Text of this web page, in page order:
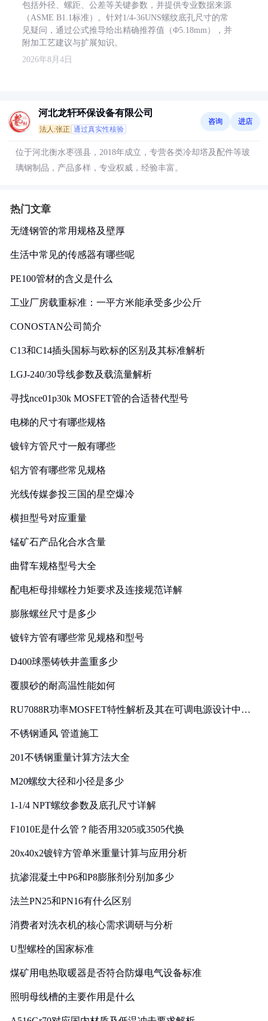
包括外径、螺距、公差等关键参数，并提供专业数据来源
（ASME B1.1标准）。针对1/4-36UNS螺纹底孔尺寸的常
见疑问，通过公式推导给出精确推荐值（Φ5.18mm），并
附加工艺建议与扩展知识。
2026年8月4日
河北龙轩环保设备有限公司
法人:张正 通过真实性核验
咨询 进店
位于河北衡水枣强县，2018年成立，专营各类冷却塔及配件等玻
璃钢制品，产品多样，专业权威，经验丰富。
热门文章
无缝钢管的常用规格及壁厚
生活中常见的传感器有哪些呢
PE100管材的含义是什么
工业厂房载重标准：一平方米能承受多少公斤
CONOSTAN公司简介
C13和C14插头国标与欧标的区别及其标准解析
LGJ-240/30导线参数及载流量解析
寻找nce01p30k MOSFET管的合适替代型号
电梯的尺寸有哪些规格
镀锌方管尺寸一般有哪些
铝方管有哪些常见规格
光线传媒参投三国的星空爆冷
横担型号对应重量
锰矿石产品化合水含量
曲臂车规格型号大全
配电柜母排螺栓力矩要求及连接规范详解
膨胀螺丝尺寸是多少
镀锌方管有哪些常见规格和型号
D400球墨铸铁井盖重多少
覆膜砂的耐高温性能如何
RU7088R功率MOSFET特性解析及其在可调电源设计中的
不锈钢通风 管道施工
201不锈钢重量计算方法大全
M20螺纹大径和小径是多少
1-1/4 NPT螺纹参数及底孔尺寸详解
F1010E是什么管？能否用3205或3505代换
20x40x2镀锌方管单米重量计算与应用分析
抗渗混凝土中P6和P8膨胀剂分别加多少
法兰PN25和PN16有什么区别
消费者对洗衣机的核心需求调研与分析
U型螺栓的国家标准
煤矿用电热取暖器是否符合防爆电气设备标准
照明母线槽的主要作用是什么